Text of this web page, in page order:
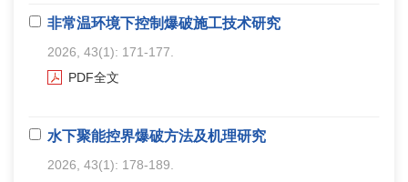
非常温环境下控制爆破施工技术研究
2026, 43(1): 171-177.
PDF全文
水下聚能控界爆破方法及机理研究
2026, 43(1): 178-189.